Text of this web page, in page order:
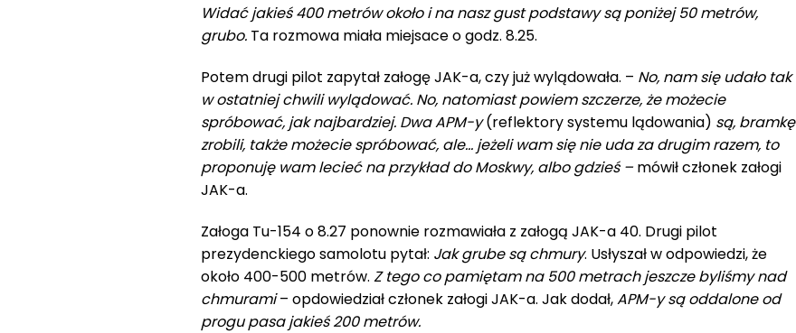
Widać jakieś 400 metrów około i na nasz gust podstawy są poniżej 50 metrów,
grubo. Ta rozmowa miała miejsace o godz. 8.25.
Potem drugi pilot zapytał załogę JAK-a, czy już wylądowała. – No, nam się udało tak
w ostatniej chwili wylądować. No, natomiast powiem szczerze, że możecie
spróbować, jak najbardziej. Dwa APM-y(reflektory systemu lądowania) są, bramkę
zrobili, także możecie spróbować, ale… jeżeli wam się nie uda za drugim razem, to
proponuję wam lecieć na przykład do Moskwy, albo gdzieś – mówił członek załogi
JAK-a.
Załoga Tu-154 o 8.27 ponownie rozmawiała z załogą JAK-a 40. Drugi pilot
prezydenckiego samolotu pytał: Jak grube są chmury. Usłyszał w odpowiedzi, że
około 400-500 metrów. Z tego co pamiętam na 500 metrach jeszcze byliśmy nad
chmurami– opdowiedział członek załogi JAK-a. Jak dodał,APM-y są oddalone od
progu pasa jakieś 200 metrów.